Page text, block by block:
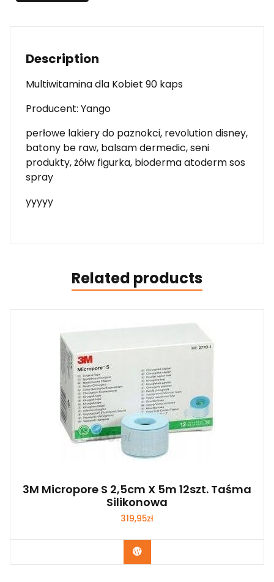
Description
Multiwitamina dla Kobiet 90 kaps
Producent: Yango
perłowe lakiery do paznokci, revolution disney,
batony be raw, balsam dermedic, seni
produkty, żółw figurka, bioderma atoderm sos
spray
yyyyy
Related products
3M Micropore S 2,5cm X 5m 12szt. Taśma
Silikonowa
319,95zł
Zobacz